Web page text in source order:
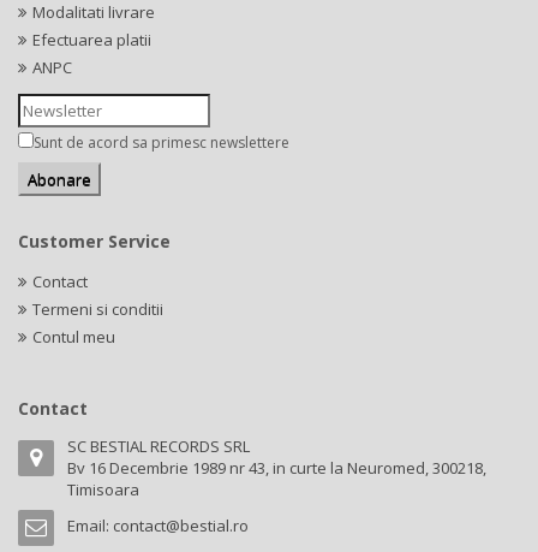
Modalitati livrare
Efectuarea platii
ANPC
Sunt de acord sa primesc newslettere
Customer Service
Contact
Termeni si conditii
Contul meu
Contact
SC BESTIAL RECORDS SRL
Bv 16 Decembrie 1989 nr 43, in curte la Neuromed, 300218,
Timisoara
Email: contact@bestial.ro